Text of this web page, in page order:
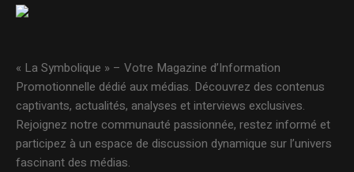
« La Symbolique » – Votre Magazine d’Information
Promotionnelle dédié aux médias. Découvrez des contenus
captivants, actualités, analyses et interviews exclusives.
Rejoignez notre communauté passionnée, restez informé et
participez à un espace de discussion dynamique sur l’univers
fascinant des médias.